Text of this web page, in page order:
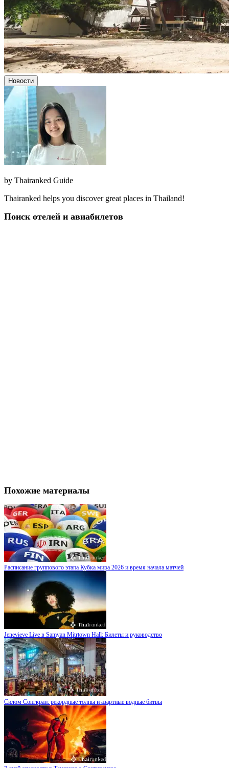
Новости
by Thairanked Guide
Thairanked helps you discover great places in Thailand!
Поиск отелей и авиабилетов
Похожие материалы
Расписание группового этапа Кубка мира 2026 и время начала матчей
Jenevieve Live в Samyan Mitrtown Hall: Билеты и руководство
Силом Сонгкран: рекордные толпы и азартные водные битвы